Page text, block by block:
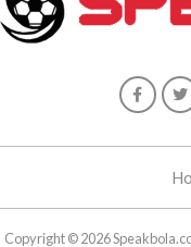
Copyright © 2026